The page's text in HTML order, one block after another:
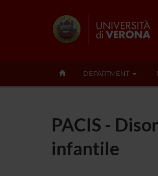
DEPARTMENT
PACIS -
infantile